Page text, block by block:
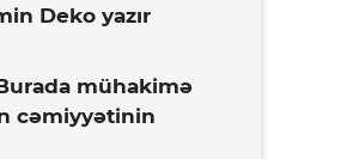
Deko yazır
mühakimə
cəmiyyətinin